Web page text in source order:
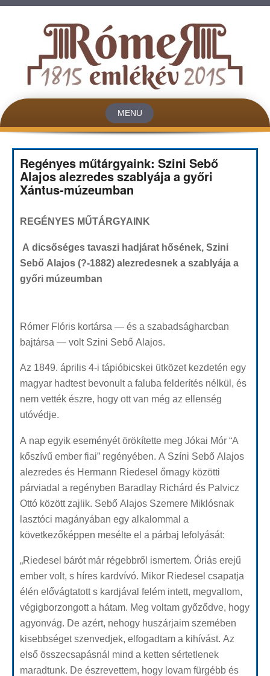
MENU
Regényes műtárgyaink: Szini Sebő
Alajos alezredes szablyája a győri
Xántus-múzeumban
REGÉNYES MŰTÁRGYAINK
A dicsőséges tavaszi hadjárat hősének, Szini
Sebő Alajos (?-1882) alezredesnek a szablyája a
győri múzeumban
Rómer Flóris kortársa — és a szabadságharcban
bajtársa — volt Szini Sebő Alajos.
Az 1849. április 4-i tápióbicskei ütközet kezdetén egy
magyar hadtest bevonult a faluba felderítés nélkül, és
nem vették észre, hogy ott van még az ellenség
utóvédje.
A nap egyik eseményét örökítette meg Jókai Mór “A
kőszívű ember fiai” regényében. A Színi Sebő Alajos
alezredes és Hermann Riedesel őrnagy közötti
párviadal a regényben Baradlay Richárd és Palvicz
Ottó között zajlik. Sebő Alajos Szemere Miklósnak
lasztóci magányában egy alkalommal a
következőképpen mesélte el a párbaj lefolyását:
„Riedesel bárót már régebbről ismertem. Óriás erejű
ember volt, s híres kardvívó. Mikor Riedesel csapatja
élén elővágtatott s kardjával felém intett, megvallom,
végigborzongott a hátam. Meg voltam győződve, hogy
agyonvág. De azért, nehogy huszárjaim szemében
kisebbséget szenvedjek, elfogadtam a kihívást. Az
első összecsapásnál mind a ketten sértetlenek
maradtunk. De észrevettem, hogy lovam fürgébb és